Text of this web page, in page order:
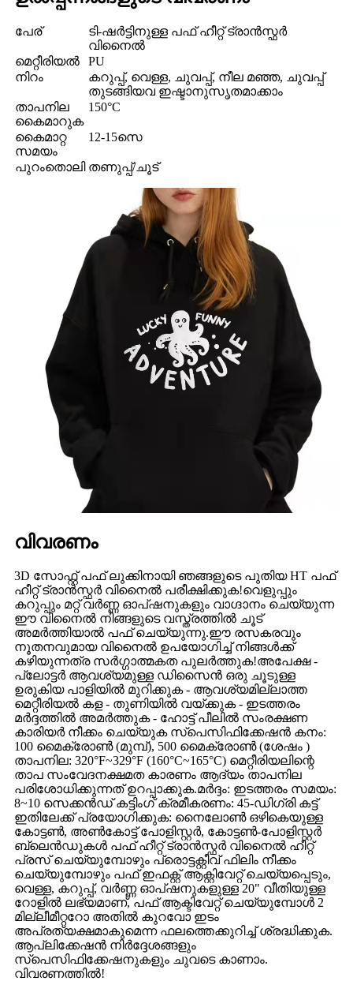
പേര്
ടി-ഷർട്ടിനുള്ള പഫ് ഹീറ്റ് ട്രാൻസ്ഫർ
വിനൈൽ
മെറ്റീരിയൽ
PU
നിറം
കറുപ്പ്, വെള്ള, ചുവപ്പ്, നീല മഞ്ഞ, ചുവപ്പ്
തുടങ്ങിയവ ഇഷ്ടാനുസൃതമാക്കാം
താപനില
കൈമാറുക
150°C
കൈമാറ്റ
സമയം
12-15സെ
പുറംതൊലി തണുപ്പ്/ചൂട്
വിവരണം
3D സോഫ്റ്റ് പഫ് ലുക്കിനായി ഞങ്ങളുടെ പുതിയ HT പഫ്
ഹീറ്റ് ട്രാൻസ്ഫർ വിനൈൽ പരീക്ഷിക്കുക!വെളുപ്പും
കറുപ്പും മറ്റ് വർണ്ണ ഓപ്ഷനുകളും വാഗ്ദാനം ചെയ്യുന്ന
ഈ വിനൈൽ നിങ്ങളുടെ വസ്ത്രത്തിൽ ചൂട്
അമർത്തിയാൽ പഫ് ചെയ്യുന്നു.ഈ രസകരവും
നൂതനവുമായ വിനൈൽ ഉപയോഗിച്ച് നിങ്ങൾക്ക്
കഴിയുന്നത്ര സർഗ്ഗാത്മകത പുലർത്തുക!അപേക്ഷ -
പ്ലോട്ടർ ആവശ്യമുള്ള ഡിസൈൻ ഒരു ചൂടുള്ള
ഉരുകിയ പാളിയിൽ മുറിക്കുക - ആവശ്യമില്ലാത്ത
മെറ്റീരിയൽ കള - തുണിയിൽ വയ്ക്കുക - ഇടത്തരം
മർദ്ദത്തിൽ അമർത്തുക - ഹോട്ട് പീലിൽ സംരക്ഷണ
കാരിയർ നീക്കം ചെയ്യുക സ്പെസിഫിക്കേഷൻ കനം:
100 മൈക്രോൺ (മുമ്പ്), 500 മൈക്രോൺ (ശേഷം )
താപനില: 320°F~329°F (160°C~165°C) മെറ്റീരിയലിന്റെ
താപ സംവേദനക്ഷമത കാരണം ആദ്യം താപനില
പരിശോധിക്കുന്നത് ഉറപ്പാക്കുക.മർദ്ദം: ഇടത്തരം സമയം:
8~10 സെക്കൻഡ് കട്ടിംഗ് ക്രമീകരണം: 45-ഡിഗ്രി കട്ട്
ഇതിലേക്ക് പ്രയോഗിക്കുക: നൈലോൺ ഒഴികെയുള്ള
കോട്ടൺ, അൺകോട്ട് പോളിസ്റ്റർ, കോട്ടൺ-പോളിസ്റ്റർ
ബ്ലെൻഡുകൾ പഫ് ഹീറ്റ് ട്രാൻസ്ഫർ വിനൈൽ ഹീറ്റ്
പ്രസ് ചെയ്യുമ്പോഴും പ്രൊട്ടക്റ്റീവ് ഫിലിം നീക്കം
ചെയ്യുമ്പോഴും പഫ് ഇഫക്റ്റ് ആക്റ്റിവേറ്റ് ചെയ്യപ്പെടും,
വെള്ള, കറുപ്പ്, വർണ്ണ ഓപ്ഷനുകളുള്ള 20" വീതിയുള്ള
റോളിൽ ലഭ്യമാണ്, പഫ് ആക്ടിവേറ്റ് ചെയ്യുമ്പോൾ 2
മില്ലീമീറ്ററോ അതിൽ കുറവോ ഇടം
അപ്രത്യക്ഷമാകുമെന്ന ഫലത്തെക്കുറിച്ച് ശ്രദ്ധിക്കുക.
ആപ്ലിക്കേഷൻ നിർദ്ദേശങ്ങളും
സ്പെസിഫിക്കേഷനുകളും ചുവടെ കാണാം.
വിവരണത്തിൽ!